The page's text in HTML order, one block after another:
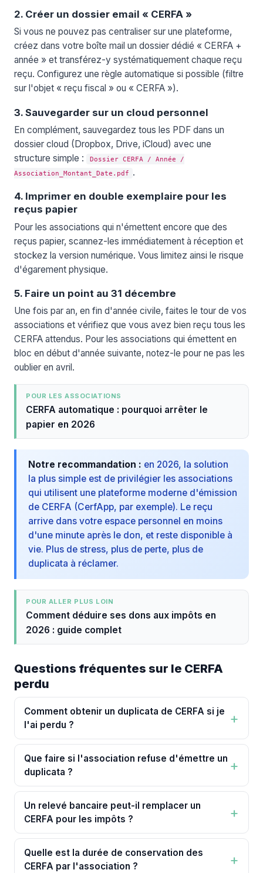
2. Créer un dossier email « CERFA »
Si vous ne pouvez pas centraliser sur une plateforme,
créez dans votre boîte mail un dossier dédié « CERFA +
année » et transférez-y systématiquement chaque reçu
reçu. Configurez une règle automatique si possible (filtre
sur l'objet « reçu fiscal » ou « CERFA »).
3. Sauvegarder sur un cloud personnel
En complément, sauvegardez tous les PDF dans un
dossier cloud (Dropbox, Drive, iCloud) avec une
structure simple :
Dossier CERFA / Année /
Association_Montant_Date.pdf .
4. Imprimer en double exemplaire pour les
reçus papier
Pour les associations qui n'émettent encore que des
reçus papier, scannez-les immédiatement à réception et
stockez la version numérique. Vous limitez ainsi le risque
d'égarement physique.
5. Faire un point au 31 décembre
Une fois par an, en fin d'année civile, faites le tour de vos
associations et vérifiez que vous avez bien reçu tous les
CERFA attendus. Pour les associations qui émettent en
bloc en début d'année suivante, notez-le pour ne pas les
oublier en avril.
POUR LES ASSOCIATIONS
CERFA automatique : pourquoi arrêter le
papier en 2026
Notre recommandation : en 2026, la solution
la plus simple est de privilégier les associations
qui utilisent une plateforme moderne d'émission
de CERFA (CerfApp, par exemple). Le reçu
arrive dans votre espace personnel en moins
d'une minute après le don, et reste disponible à
vie. Plus de stress, plus de perte, plus de
duplicata à réclamer.
POUR ALLER PLUS LOIN
Comment déduire ses dons aux impôts en
2026 : guide complet
Questions fréquentes sur le CERFA
perdu
Comment obtenir un duplicata de CERFA si je
l'ai perdu ?
Que faire si l'association refuse d'émettre un
duplicata ?
Un relevé bancaire peut-il remplacer un
CERFA pour les impôts ?
Quelle est la durée de conservation des
CERFA par l'association ?